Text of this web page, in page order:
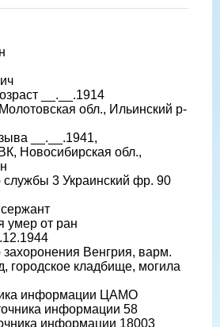
__.__.1914
обл., Ильинский р-
__.__.1941,
Новосибирская обл.,
службы 3 Украинский фр. 90
умер от ран
Венгрия, варм.
городское кладбище, могила
информации ЦАМО
информации 58
информации 18003